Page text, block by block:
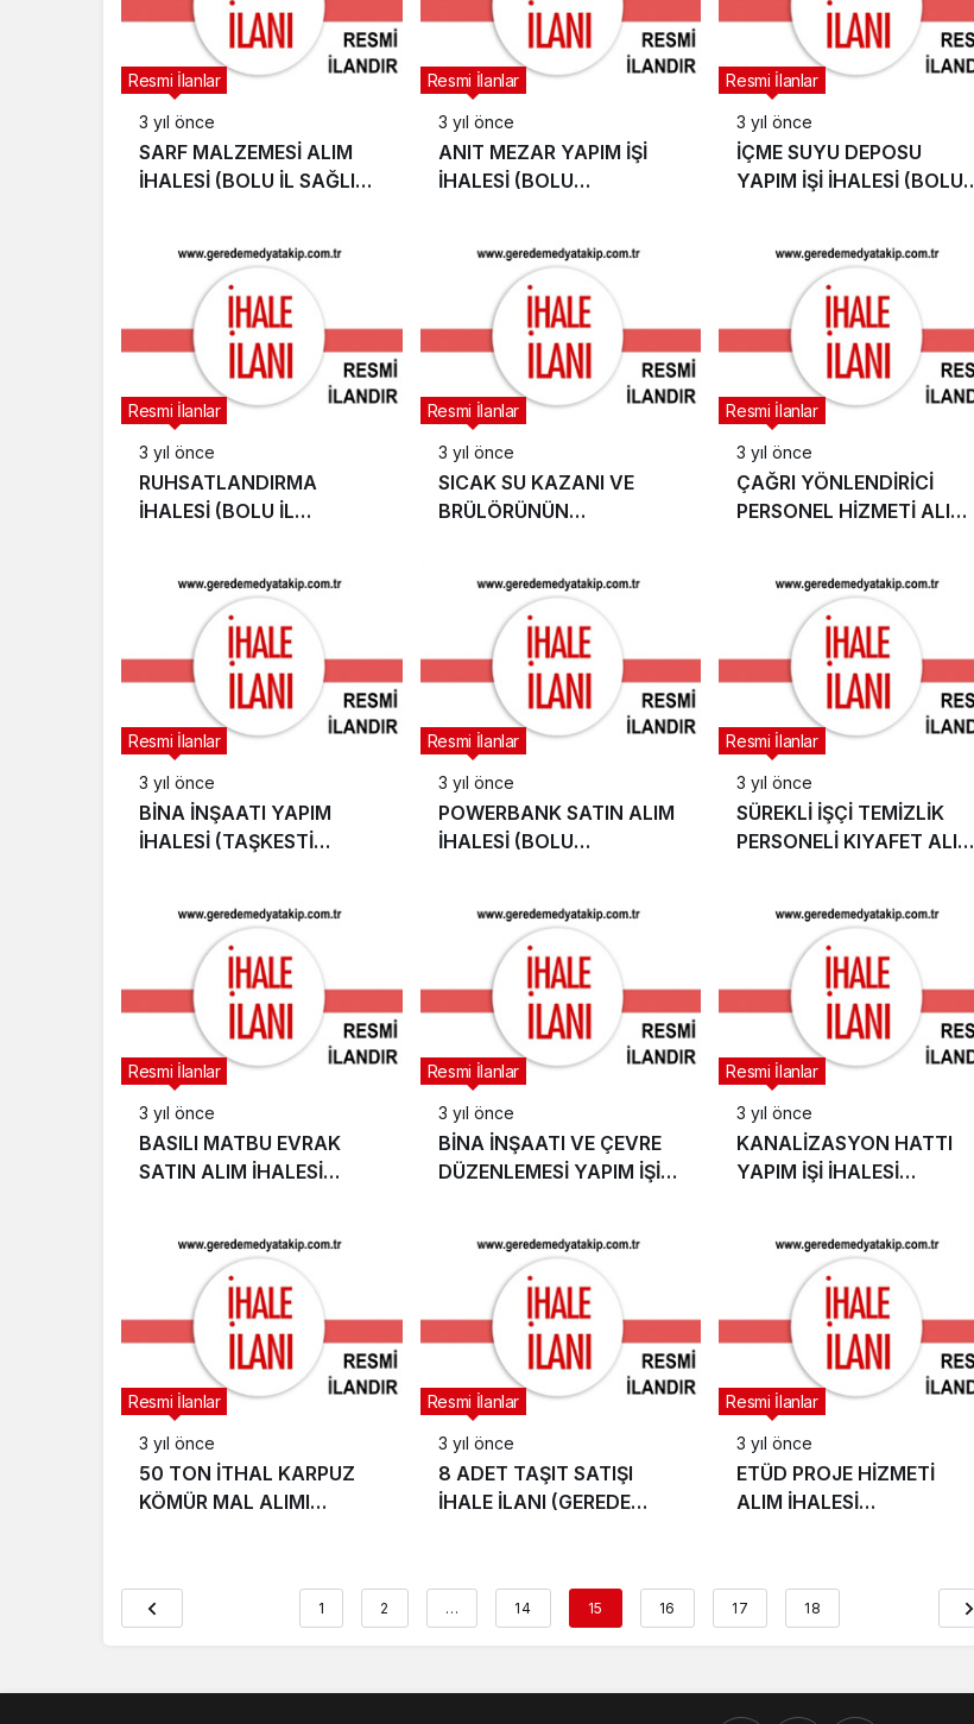
Resmi İlanlar
3 yıl önce
SARF MALZEMESİ ALIM
İHALESİ (BOLU İL SAĞLIK
Resmi İlanlar
3 yıl önce
ANIT MEZAR YAPIM İŞİ
İHALESİ (BOLU
Resmi İlanlar
3 yıl önce
İÇME SUYU DEPOSU
YAPIM İŞİ İHALESİ (BOLU
Resmi İlanlar
3 yıl önce
RUHSATLANDIRMA
İHALESİ (BOLU İL
Resmi İlanlar
3 yıl önce
SICAK SU KAZANI VE
BRÜLÖRÜNÜN
TUGAY KOMUTANLIĞI)
Resmi İlanlar
3 yıl önce
ÇAĞRI YÖNLENDİRİCİ
PERSONEL HİZMETİ ALIMI
Resmi İlanlar
3 yıl önce
BİNA İNŞAATI YAPIM
İHALESİ (TAŞKESTİ
Resmi İlanlar
3 yıl önce
POWERBANK SATIN ALIM
İHALESİ (BOLU
Resmi İlanlar
3 yıl önce
SÜREKLİ İŞÇİ TEMİZLİK
PERSONELİ KIYAFET ALIMI
ÜNİVERSİTESİ)
Resmi İlanlar
3 yıl önce
BASILI MATBU EVRAK
SATIN ALIM İHALESİ
HASTANESİ)
Resmi İlanlar
3 yıl önce
BİNA İNŞAATI VE ÇEVRE
DÜZENLEMESİ YAPIM İŞİ
Resmi İlanlar
3 yıl önce
KANALİZASYON HATTI
YAPIM İŞİ İHALESİ
Resmi İlanlar
3 yıl önce
50 TON İTHAL KARPUZ
KÖMÜR MAL ALIMI
MÜDÜRLÜĞÜ)
Resmi İlanlar
3 yıl önce
8 ADET TAŞIT SATIŞI
İHALE İLANI (GEREDE
Resmi İlanlar
3 yıl önce
ETÜD PROJE HİZMETİ
ALIM İHALESİ
1 2 … 14 15 16 17 18